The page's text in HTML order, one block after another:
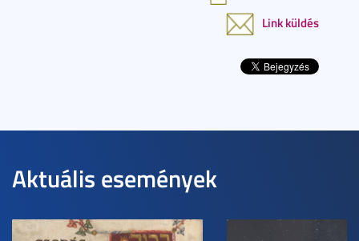
Link küldés
Aktuális események